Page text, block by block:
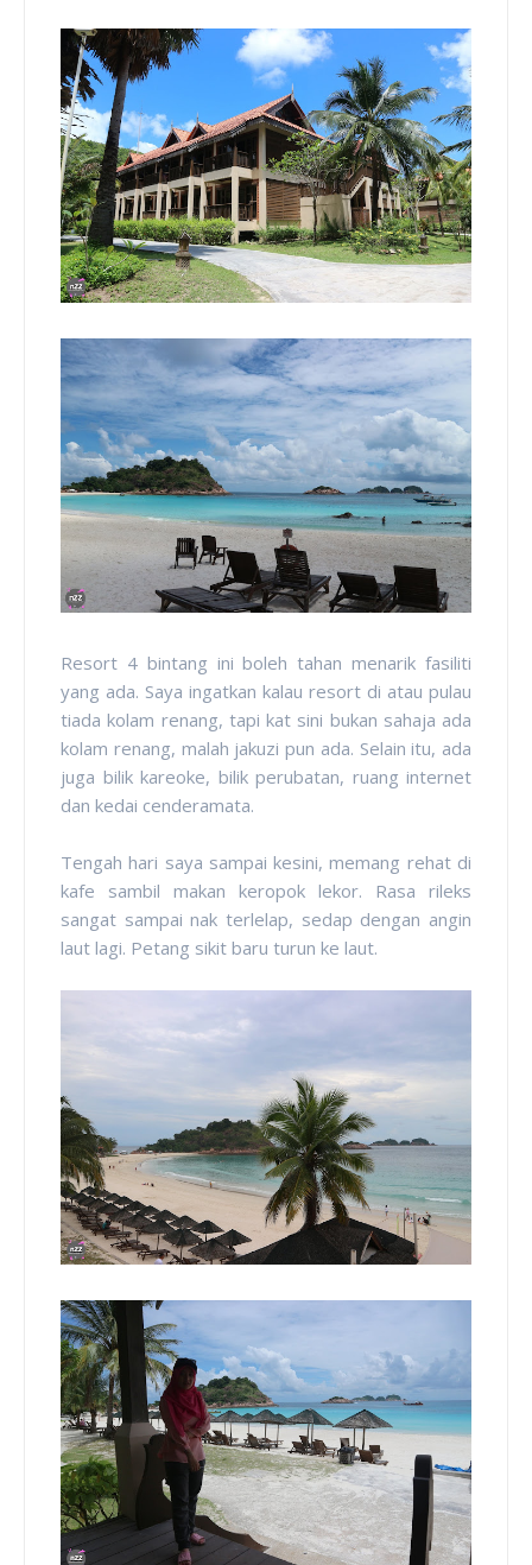
Resort 4 bintang ini boleh tahan menarik fasiliti
yang ada. Saya ingatkan kalau resort di atau pulau
tiada kolam renang, tapi kat sini bukan sahaja ada
kolam renang, malah jakuzi pun ada. Selain itu, ada
juga bilik kareoke, bilik perubatan, ruang internet
dan kedai cenderamata.
Tengah hari saya sampai kesini, memang rehat di
kafe sambil makan keropok lekor. Rasa rileks
sangat sampai nak terlelap, sedap dengan angin
laut lagi. Petang sikit baru turun ke laut.